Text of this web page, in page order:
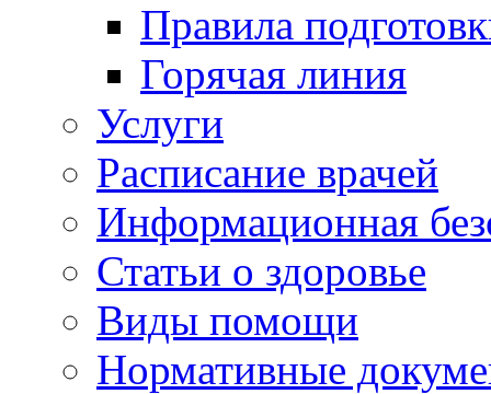
Правила
Горячая линия
Услуги
Расписание врачей
Информационная
Статьи о здоровье
Виды помощи
Нормативные